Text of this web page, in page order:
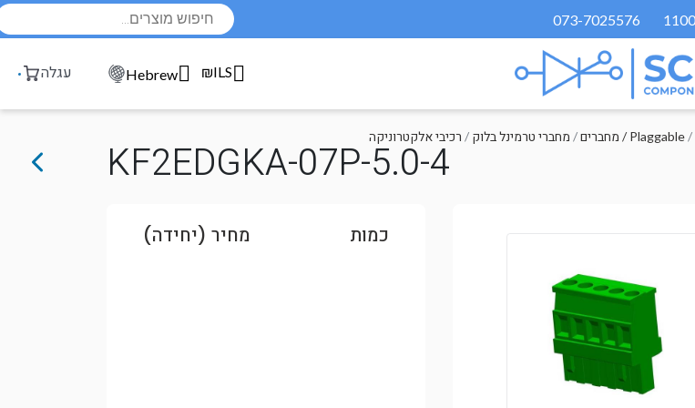
073-7025576
עגלה Hebrew ₪ILS
רכיבי אלקטרוניקה / מחברי טרמינל בלוק / מחברים / Plaggable/
KF2EDGKA-07P-5.0-4
כמות מחיר (יחידה)